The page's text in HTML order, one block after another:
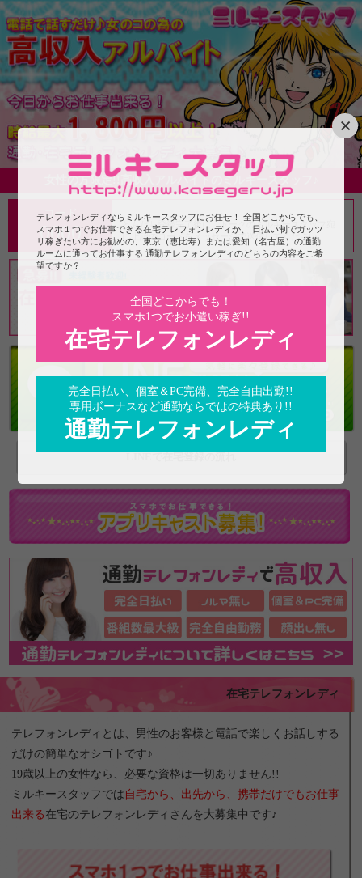
女性の方限定!!高収入アルバイトのミルキースタッフ♪
コード
0000
ともだち登録完了後に、トークのミルキースタッフ宛
に上記のコードをメッセージで送信してください。
在宅テレフォンレディ
テレフォンレディとは、男性のお客様と電話で楽しくお話しする
だけの簡単なオシゴトです♪
19歳以上の女性なら、必要な資格は一切ありません!!
ミルキースタッフでは 自宅から、出先から、携帯だけでもお仕事
出来る在宅のテレフォンレディさんを大募集中です♪
テレフォンレディならミルキースタッフにお任せ！ 全国どこからでも、
スマホ１つでお仕事できる在宅テレフォンレディか、 日払い制でガッツ
リ稼ぎたい方にお勧めの、東京（恵比寿）または愛知（名古屋）の通勤
ルームに通ってお仕事する 通勤テレフォンレディのどちらの内容をご希
望ですか？
全国どこからでも！
スマホ1つでお小遣い稼ぎ!!
在宅テレフォンレディ
完全日払い、個室＆PC完備、完全自由出勤!!
専用ボーナスなど通勤ならではの特典あり!!
通勤テレフォンレディ
×